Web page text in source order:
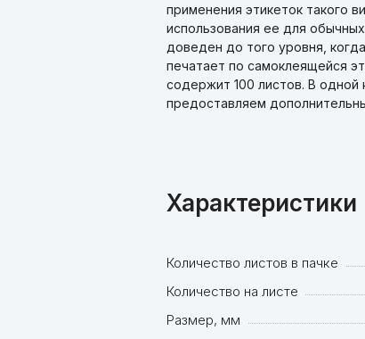
применения этикеток такого
использования ее для
доведен до того уровня,
печатает по самоклеящейся
содержит 100 листов. В одной
предоставляем
Характеристики
Количество листов в пачке
Количество на листе
Размер, мм